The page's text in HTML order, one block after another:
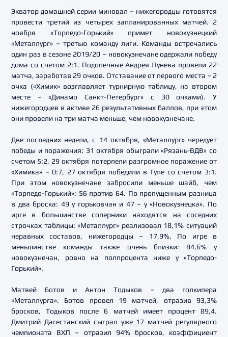
Экватор домашней серии миновал – нижегородцы готовятся
провести третий из четырех запланированных матчей. 2
ноября «Торпедо-Горький» примет новокузнецкий
«Металлург» – третью команду лиги. Команды встречались
один раз в сезоне 2019/20 – новокузнечане одержали победу
дома со счетом 2:1. Подопечные Андрея Лунева провели 22
матча, заработав 29 очков. Отставание от первого места – 2
очка («Химик» возглавляет турнирную таблицу, на втором
месте – «Динамо Санкт-Петербург» с 30 очками). У
нижегородцев в активе 26 результативных баллов, при этом
они провели на три матча меньше, чем новокузнечане.
Две последних недели, с 14 октября, «Металлург» чередует
победы и поражения: 31 октября обыграли «Рязань-ВДВ» со
счетом 5:2, 29 октября потерпели разгромное поражение от
«Химика» – 0:7, 27 октября победили в Туле со счетом 3:1.
При этом новокузнечане забросили меньше шайб, чем
«Торпедо-Горький»: 56 против 64. По пропущенным разница
в два броска: 49 у горьковчан и 47 – у «Новокузнецка». По
ирге в большинстве соперники находятся на соседних
строчках таблицы: «Металлург» реализовал 18,1% ситуаций
неравных составов, нижегородцы – 17,9%. По игре в
меньшинстве команды также очень близки: 84,6% у
новокузнечан, ровно на полпроцента ниже у «Торпедо-
Горький».
Матвей Ботов и Антон Тодыков – два голкипера
«Металлурга». Ботов провел 19 матчей, отразив 93,3%
бросков, Тодыков после 6 матчей имеет процент 89,4.
Дмитрий Дагестанский сыграл уже 17 матчей регулярного
чемпионата ВХЛ – отразил 94% бросков, коэффициент